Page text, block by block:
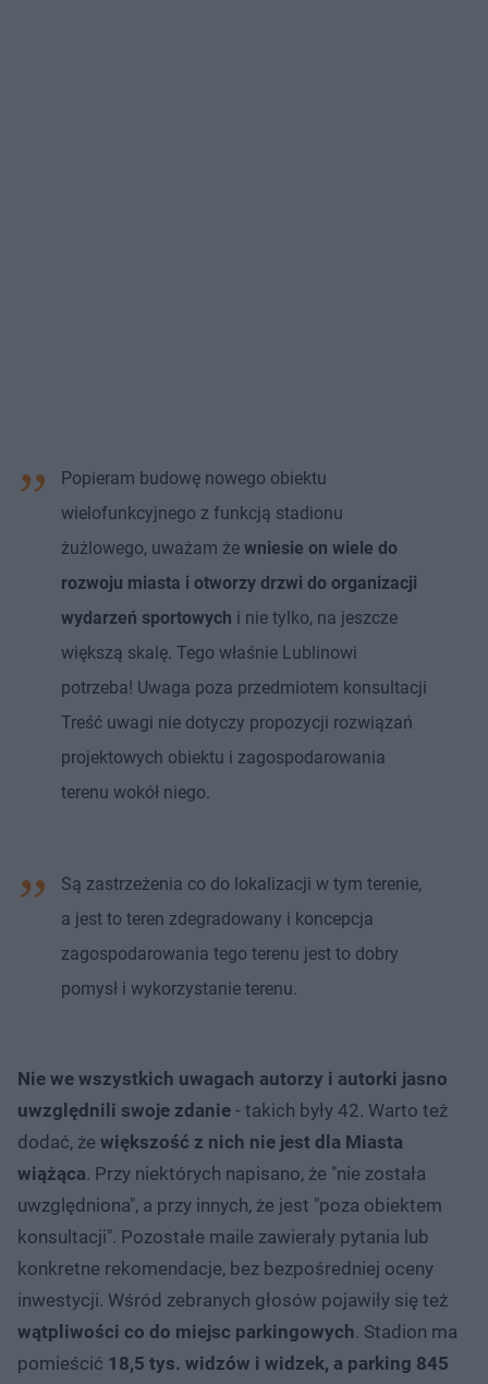
Popieram budowę nowego obiektu
wielofunkcyjnego z funkcją stadionu
żużlowego, uważam że wniesie on wiele do
rozwoju miasta i otworzy drzwi do organizacji
wydarzeń sportowych i nie tylko, na jeszcze
większą skalę. Tego właśnie Lublinowi
potrzeba! Uwaga poza przedmiotem konsultacji
Treść uwagi nie dotyczy propozycji rozwiązań
projektowych obiektu i zagospodarowania
terenu wokół niego.
Są zastrzeżenia co do lokalizacji w tym terenie,
a jest to teren zdegradowany i koncepcja
zagospodarowania tego terenu jest to dobry
pomysł i wykorzystanie terenu.
Nie we wszystkich uwagach autorzy i autorki jasno
uwzględnili swoje zdanie - takich były 42. Warto też
dodać, że większość z nich nie jest dla Miasta
wiążąca. Przy niektórych napisano, że "nie została
uwzględniona", a przy innych, że jest "poza obiektem
konsultacji". Pozostałe maile zawierały pytania lub
konkretne rekomendacje, bez bezpośredniej oceny
inwestycji. Wśród zebranych głosów pojawiły się też
wątpliwości co do miejsc parkingowych. Stadion ma
pomieścić 18,5 tys. widzów i widzek, a parking 845